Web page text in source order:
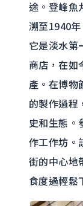
途。登峰魚
溯至1940
它是淡水第
商店，在如
產。在博物
的製作過程
史和生態。
作工作坊。
街的中心地
食度過輕鬆